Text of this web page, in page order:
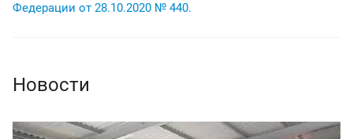
Федерации от 28.10.2020 № 440.
Новости